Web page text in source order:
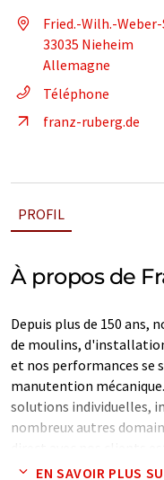
Fried.-Wilh.-
33035 Nieheim
Allemagne
Téléphone
franz-ruberg.de
PROFIL
À propos de
Depuis plus de 150 ans,
de moulins,
et nos performances se
manutention
solutions individuelles,
nombreux autres
nous fabriquons une
EN SAVOIR PLUS